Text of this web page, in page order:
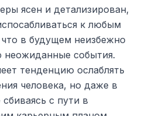
ясен и детализирован,
к любым
в будущем неизбежно
неожиданные события.
тенденцию ослаблять
человека, но даже в
с пути в